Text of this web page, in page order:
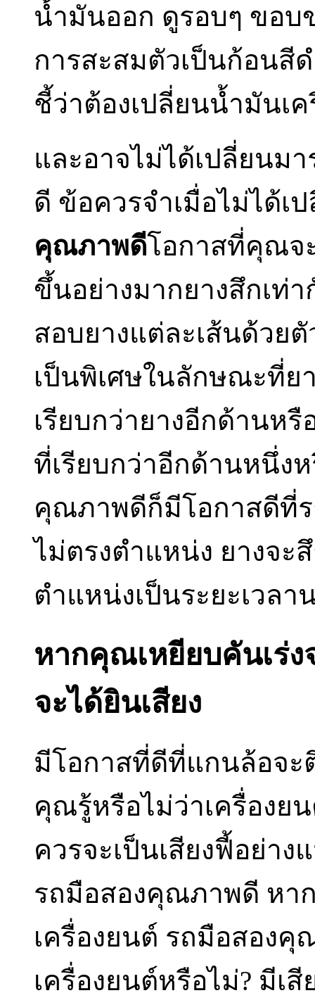
น้ำมันออก ดูรอบๆ ขอบ
การสะสมตัวเป็นก้อนสี
ชี้ว่าต้องเปลี่ยนน้ำมันเค
และอาจไม่ได้เปลี่ยนม
ดี ข้อควรจำเมื่อไม่ได้เ
คุณภาพดีโอกาสที่คุณจ
ขึ้นอย่างมากยางสึกเท่
สอบยางแต่ละเส้นด้วย
เป็นพิเศษในลักษณะที่ย
เรียบกว่ายางอีกด้านห
ที่เรียบกว่าอีกด้านหนึ่ง
คุณภาพดีก็มีโอกาสดีที่
ไม่ตรงตำแหน่ง ยางจะ
ตำแหน่งเป็นระยะเวลา
หากคุณเหยียบคันเร่
จะได้ยินเสียง
มีโอกาสที่ดีที่แกนล้อจะ
คุณรู้หรือไม่ว่าเครื่องย
ควรจะเป็นเสียงฟี้อย่าง
รถมือสองคุณภาพดี หา
เครื่องยนต์ รถมือสอง
เครื่องยนต์หรือไม่? มีเ